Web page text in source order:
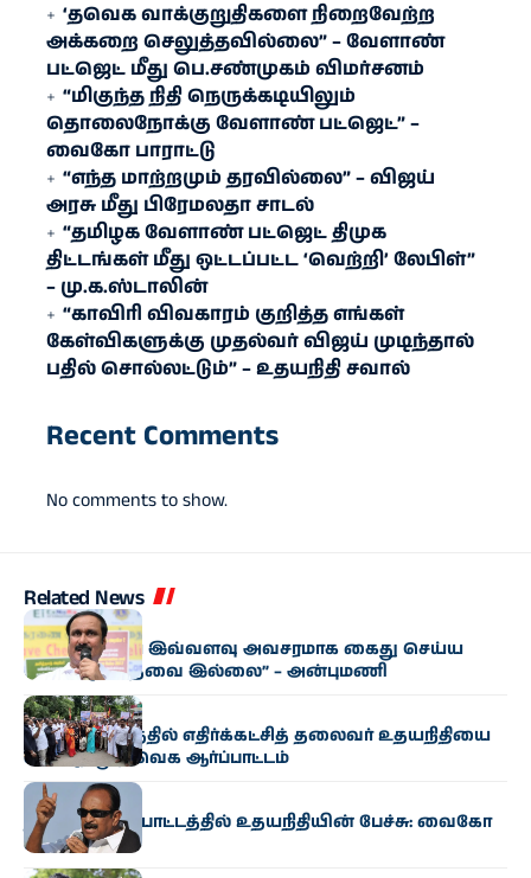
‘தவெக வாக்குறுதிகளை நிறைவேற்ற
அக்கறை செலுத்தவில்லை” – வேளாண்
பட்ஜெட் மீது பெ.சண்முகம் விமர்சனம்
“மிகுந்த நிதி நெருக்கடியிலும்
தொலைநோக்கு வேளாண் பட்ஜெட்” –
வைகோ பாராட்டு
“எந்த மாற்றமும் தரவில்லை” – விஜய்
அரசு மீது பிரேமலதா சாடல்
“தமிழக வேளாண் பட்ஜெட் திமுக
திட்டங்கள் மீது ஒட்டப்பட்ட ‘வெற்றி’ லேபிள்”
– மு.க.ஸ்டாலின்
“காவிரி விவகாரம் குறித்த எங்கள்
கேள்விகளுக்கு முதல்வர் விஜய் முடிந்தால்
பதில் சொல்லட்டும்” – உதயநிதி சவால்
Recent Comments
No comments to show.
Related News
அரசியல்
“உதயநிதியை இவ்வளவு அவசரமாக கைது செய்ய
வேண்டிய தேவை இல்லை” – அன்புமணி
அரசியல்
கும்பகோணத்தில் எதிர்க்கட்சித் தலைவர் உதயநிதியை
கண்டித்து தவெக ஆர்ப்பாட்டம்
அரசியல்
தஞ்சை ஆர்ப்பாட்டத்தில் உதயநிதியின் பேச்சு: வைகோ
கண்டனம்